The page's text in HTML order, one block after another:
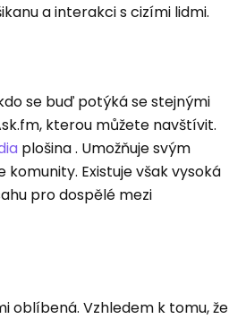
a interakci s cizími lidmi.
se buď potýká se stejnými
kterou můžete navštívit.
plošina . Umožňuje svým
Existuje však vysoká
pro dospělé mezi
oblíbená. Vzhledem k tomu, že